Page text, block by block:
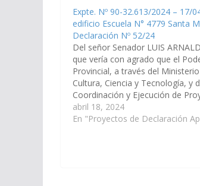
Expte. Nº 90-32.613/2024 – 17/
edificio Escuela N° 4779 Santa
Declaración Nº 52/24
Del señor Senador LUIS
que vería con agrado que el
Provincial, a través del
Cultura, Ciencia y Tecnología, y
Coordinación y Ejecución de
(U.C.E.P.E.), disponga las
necesarios para dar continuidad
abril 18, 2024
En "Proyectos de Declaración